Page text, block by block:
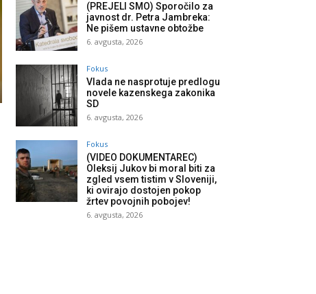
(PREJELI SMO) Sporočilo za
javnost dr. Petra Jambreka:
Ne pišem ustavne obtožbe
6. avgusta, 2026
Fokus
Vlada ne nasprotuje predlogu
novele kazenskega zakonika
SD
6. avgusta, 2026
Fokus
(VIDEO DOKUMENTAREC)
Oleksij Jukov bi moral biti za
zgled vsem tistim v Sloveniji,
ki ovirajo dostojen pokop
žrtev povojnih pobojev!
6. avgusta, 2026